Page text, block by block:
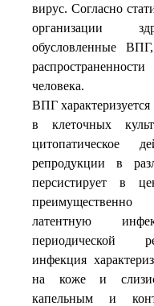
вирус. Согласно
организации
обусловленные
человека.
ВПГ
в клеточных
цитопатическое
репродукции в
персистирует в
латентную
периодической
инфекция
на коже и
капельным и